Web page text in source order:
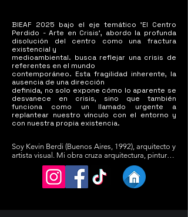
BIEAF 2025 bajo el eje temático 'El Centro
Perdido - Arte en Crisis', abordo la profunda
disolución del centro como una fractura
existencial y
medioambiental. busca reflejar una crisis de
referentes en el mundo
contemporáneo. Esta fragilidad inherente, la
ausencia de una dirección
definida, no solo expone cómo lo aparente se
desvanece en crisis, sino que también
funciona como un llamado urgente a
replantear nuestro vínculo con el entorno y
con nuestra propia existencia.
Soy Kevin Berdi (Buenos Aires, 1992), arquitecto y
artista visual. Mi obra cruza arquitectura, pintura y
percepción, creando paisajes urbanos
que se descomponen en formas imposibles.
Exploro vértigo, surrealismo y
crisis del espacio.
Patio Bullrich, Museo Sívori,